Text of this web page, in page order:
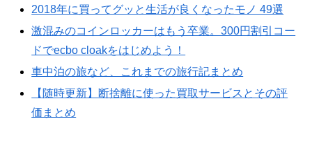
2018年に買ってグッと生活が良くなったモノ 49選
激混みのコインロッカーはもう卒業。300円割引コー
ドでecbo cloakをはじめよう！
車中泊の旅など、これまでの旅行記まとめ
【随時更新】断捨離に使った買取サービスとその評
価まとめ